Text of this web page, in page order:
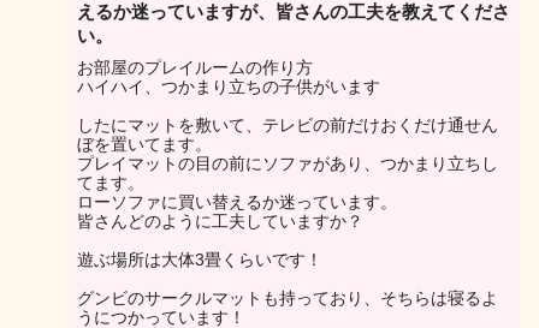
えるか迷っていますが、皆さんの工夫を教えてくださ
い。
お部屋のプレイルームの作り方
ハイハイ、つかまり立ちの子供がいます
したにマットを敷いて、テレビの前だけおくだけ通せん
ぼを置いてます。
プレイマットの目の前にソファがあり、つかまり立ちし
てます。
ローソファに買い替えるか迷っています。
皆さんどのように工夫していますか？
遊ぶ場所は大体3畳くらいです！
グンビのサークルマットも持っており、そちらは寝るよ
うにつかっています！